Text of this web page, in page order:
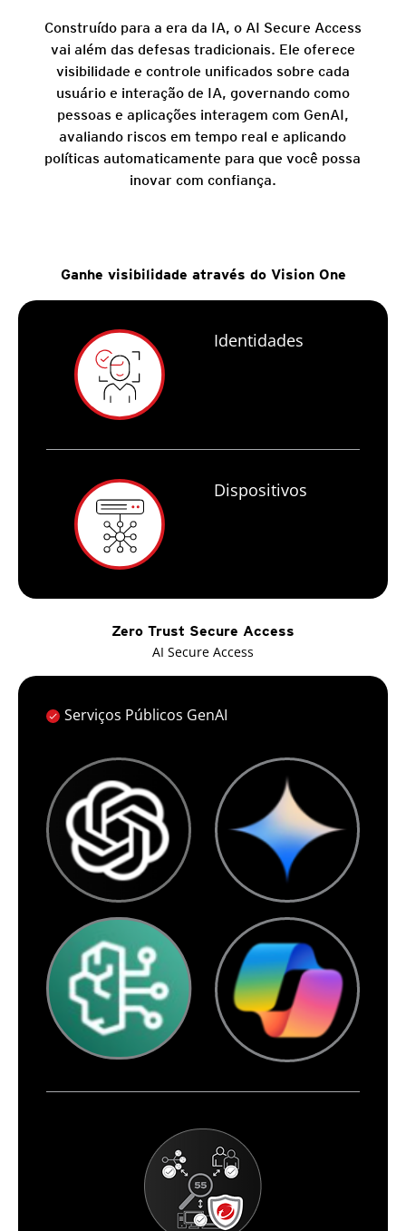
Construído para a era da IA, o AI Secure Access
vai além das defesas tradicionais. Ele oferece
visibilidade e controle unificados sobre cada
usuário e interação de IA, governando como
pessoas e aplicações interagem com GenAI,
avaliando riscos em tempo real e aplicando
políticas automaticamente para que você possa
inovar com confiança.
Ganhe visibilidade através do Vision One
Identidades
Dispositivos
Zero Trust Secure Access
AI Secure Access
Serviços Públicos GenAI